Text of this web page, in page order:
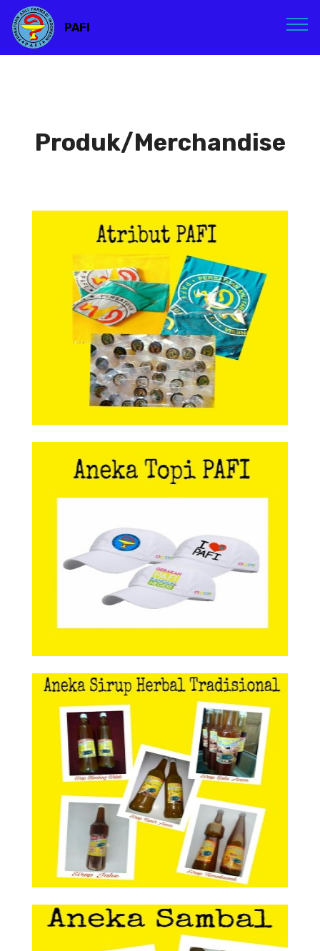
PAFI
Produk/Merchandise
Atribut PAFI
Atribut PAFI
Aneka Topi PAFI
Aneka Sirup Herbal Tradisional
Aneka Sirup Herbal
Tradisional
Aneka Sambal